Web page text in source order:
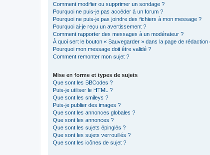
Comment modifier ou supprimer un sondage ?
Pourquoi ne puis-je pas accéder à un forum ?
Pourquoi ne puis-je pas joindre des fichiers à mon message ?
Pourquoi ai-je reçu un avertissement ?
Comment rapporter des messages à un modérateur ?
À quoi sert le bouton « Sauvegarder » dans la page de rédaction
Pourquoi mon message doit être validé ?
Comment remonter mon sujet ?
Mise en forme et types de sujets
Que sont les BBCodes ?
Puis-je utiliser le HTML ?
Que sont les smileys ?
Puis-je publier des images ?
Que sont les annonces globales ?
Que sont les annonces ?
Que sont les sujets épinglés ?
Que sont les sujets verrouillés ?
Que sont les icônes de sujet ?